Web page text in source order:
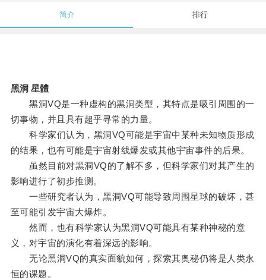
简介 排行
黑洞 星體
黑洞VQ是一种虚构的黑洞类型，其特点是吸引周围的一
切事物，并且具有超乎寻常的力量。
科学家们认为，黑洞VQ可能是宇宙中某种未知物质形成
的结果，也有可能是宇宙射线爆发或其他宇宙事件的后果。
虽然目前对黑洞VQ的了解不多，但科学家们对其产生的
影响进行了初步推测。
一些研究者认为，黑洞VQ可能导致周围星球的破坏，甚
至可能引发宇宙大爆炸。
然而，也有科学家认为黑洞VQ可能具有某种神秘的意
义，对宇宙的演化有着深远的影响。
无论黑洞VQ的真实面貌如何，探索其奥秘仍将是人类永
恒的课题。